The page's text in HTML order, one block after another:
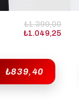
₺1.049,25
₺1.399,00
₺839,40